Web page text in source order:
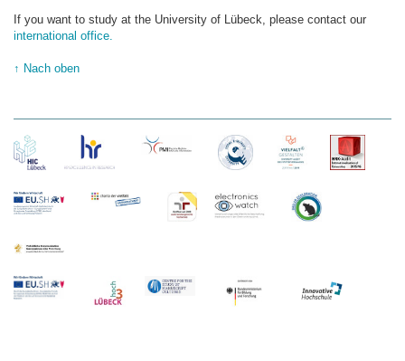
If you want to study at the University of Lübeck, please contact our
international office.
↑ Nach oben